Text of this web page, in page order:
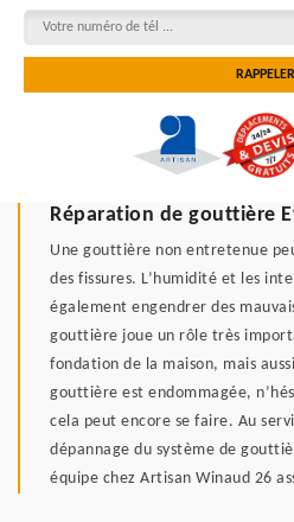
Réparation de gouttière
Une gouttière non entretenue
des fissures. L’humidité et les
également engendrer des
gouttière joue un rôle très
fondation de la maison, mais
gouttière est endommagée,
cela peut encore se faire. Au
dépannage du système de
équipe chez Artisan Winaud 26